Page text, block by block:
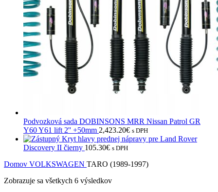
Podvozková sada DOBINSONS MRR Nissan Patrol GR
Y60 Y61 lift 2'' +50mm 2,423.20€ s DPH
Kryt hlavy prednej nápravy pre Land Rover
Discovery II čierny 105.30€ s DPH
Domov VOLKSWAGEN TARO (1989-1997)
Zobrazuje sa všetkych 6 výsledkov